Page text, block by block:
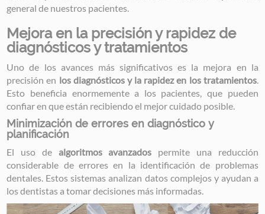
general de nuestros pacientes.
Mejora en la precisión y rapidez de
diagnósticos y tratamientos
Uno de los avances más significativos es la mejora en la
precisión en los diagnósticos y la rapidez en los tratamientos.
Esto beneficia enormemente a los pacientes, que pueden
confiar en que están recibiendo el mejor cuidado posible.
Minimización de errores en diagnóstico y
planificación
El uso dealgoritmos avanzados permite una reducción
considerable de errores en la identificación de problemas
dentales. Estos sistemas analizan datos complejos y ayudan a
los dentistas a tomar decisiones más informadas.
Image